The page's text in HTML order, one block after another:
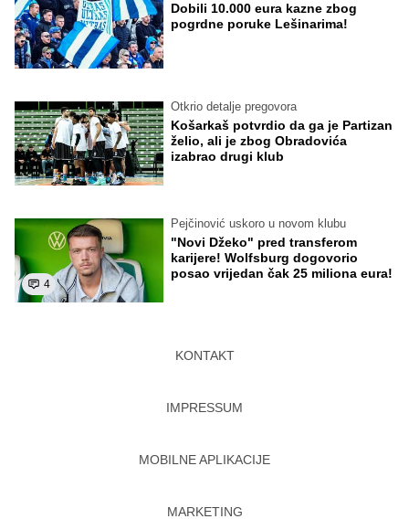
Dobili 10.000 eura kazne zbog
pogrdne poruke Lešinarima!
Otkrio detalje pregovora
Košarkaš potvrdio da ga je Partizan
želio, ali je zbog Obradovića
izabrao drugi klub
4
Pejčinović uskoro u novom klubu
"Novi Džeko" pred transferom
karijere! Wolfsburg dogovorio
posao vrijedan čak 25 miliona eura!
KONTAKT
IMPRESSUM
MOBILNE APLIKACIJE
MARKETING